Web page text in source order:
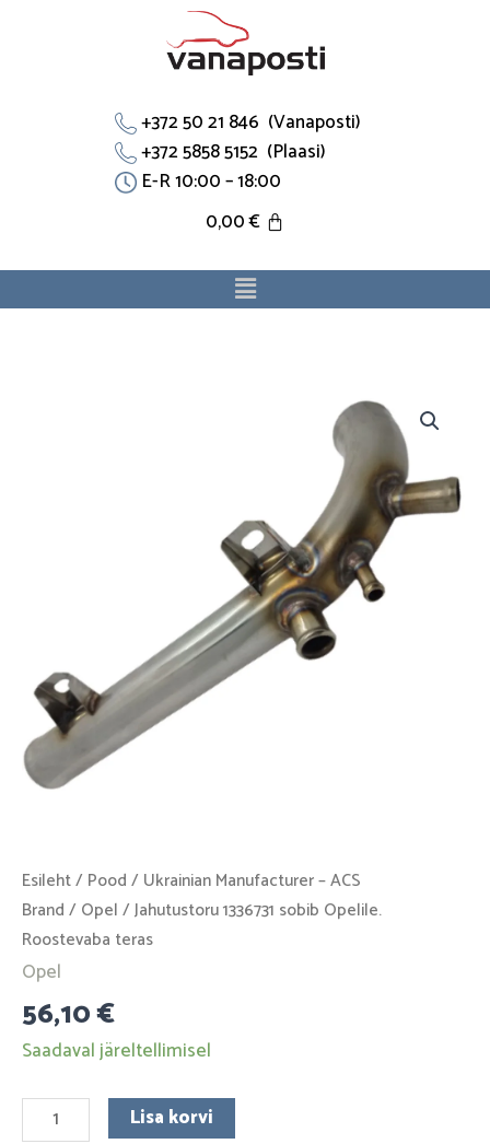
+372 50 21 846 (Vanaposti)
+372 5858 5152 (Plaasi)
E-R 10:00 – 18:00
0,00€
Menu
Esileht/ Pood / Ukrainian Manufacturer – ACS
Brand / Opel / Jahutustoru 1336731 sobib Opelile.
Roostevaba teras
Opel
56,10€
Saadaval järeltellimisel
Lisa korvi